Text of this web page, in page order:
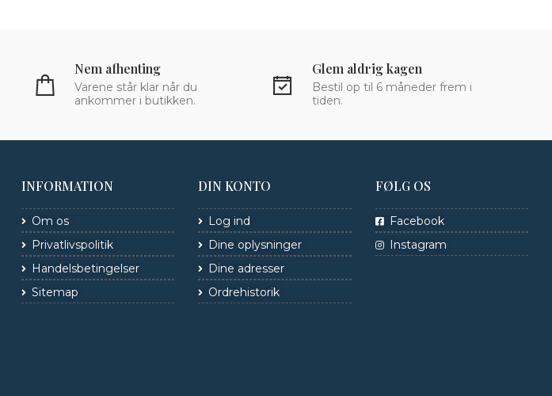
Nem afhenting
Varene står klar når du
ankommer i butikken.
Glem aldrig kagen
Bestil op til 6 måneder frem i
tiden.
INFORMATION
Om os
Privatlivspolitik
Handelsbetingelser
Sitemap
DIN KONTO
Log ind
Dine oplysninger
Dine adresser
Ordrehistorik
FØLG OS
Facebook
Instagram